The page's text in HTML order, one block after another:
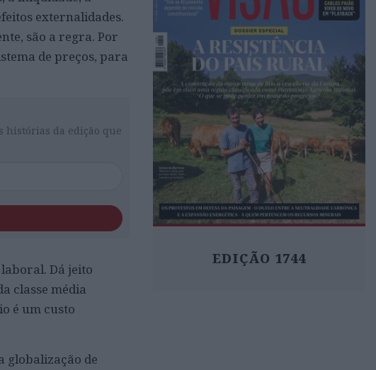
externalidades.
são a regra. Por
de preços, para
histórias da edição que
Dá jeito
classe média
é um custo
globalização de
EDIÇÃO 1744